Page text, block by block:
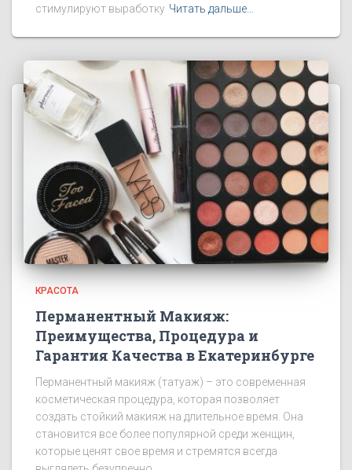
стимулируют выработку Читать дальше…
КРАСОТА
Перманентный Макияж:
Преимущества, Процедура и
Гарантия Качества в Екатеринбурге
Перманентный макияж (татуаж) – это современная
косметическая процедура, которая позволяет
создать стойкий макияж на длительное время. Она
становится все более популярной среди женщин,
которые ценят свое время и стремятся всегда